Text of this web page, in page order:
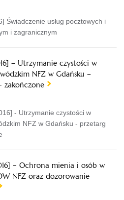
Świadczenie usług pocztowych i
i zagranicznym
– Utrzymanie czystości w
NFZ w Gdańsku –
zakończone
- Utrzymanie czystości w
NFZ w Gdańsku - przetarg
– Ochrona mienia i osób w
NFZ oraz dozorowanie